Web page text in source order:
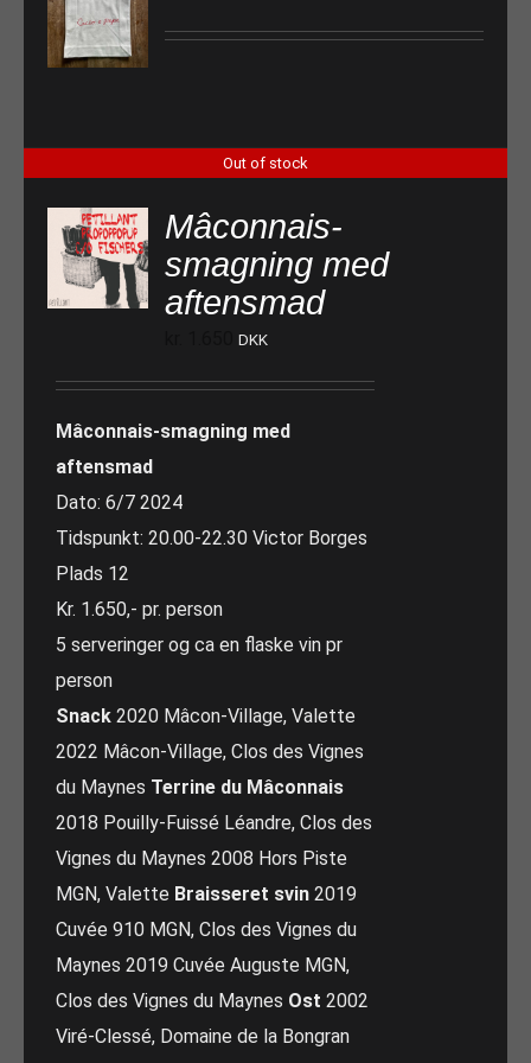
Out of stock
Mâconnais-
smagning med
aftensmad
DKK
Mâconnais-smagning med
aftensmad
Dato: 6/7 2024
Tidspunkt: 20.00-22.30 Victor Borges
Plads 12
Kr. 1.650,- pr. person
5 serveringer og ca en flaske vin pr
person
Snack 2020 Mâcon-Village, Valette
2022 Mâcon-Village, Clos des Vignes
du Maynes Terrine du Mâconnais
2018 Pouilly-Fuissé Léandre, Clos des
Vignes du Maynes 2008 Hors Piste
MGN, Valette Braisseret svin 2019
Cuvée 910 MGN, Clos des Vignes du
Maynes 2019 Cuvée Auguste MGN,
Clos des Vignes du Maynes Ost 2002
Viré-Clessé, Domaine de la Bongran